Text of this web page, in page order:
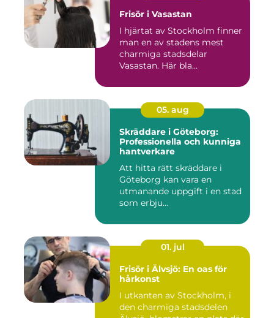
Frisör i Vasastan
I hjärtat av Stockholm finner
man en av stadens mest
charmiga stadsdelar
Vasastan. Här bla...
05. aug
Skräddare i Göteborg:
Professionella och kunniga
hantverkare
Att hitta rätt skräddare i
Göteborg kan vara en
utmanande uppgift i en stad
som erbju...
01. jul
Frisör i Älvsjö: En oas för
hårkonst
I utkanten av Stockholm, i
den charmiga stadsdelen